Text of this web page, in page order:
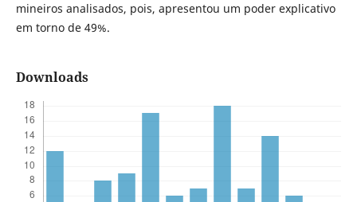
mineiros analisados, pois, apresentou um poder explicativo
em torno de 49%.
Downloads